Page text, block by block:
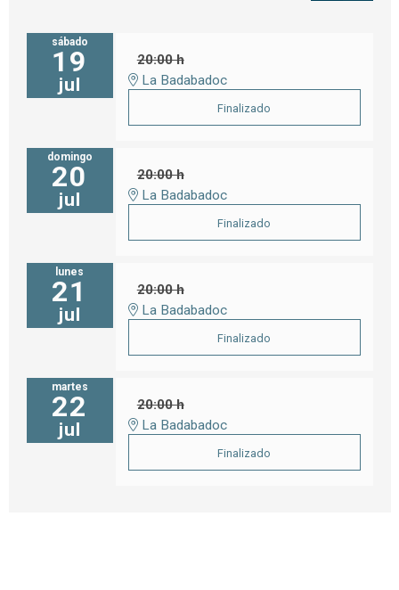
sábado
19
jul
20:00 h
La Badabadoc
Finalizado
domingo
20
jul
20:00 h
La Badabadoc
Finalizado
lunes
21
jul
20:00 h
La Badabadoc
Finalizado
martes
22
jul
20:00 h
La Badabadoc
Finalizado